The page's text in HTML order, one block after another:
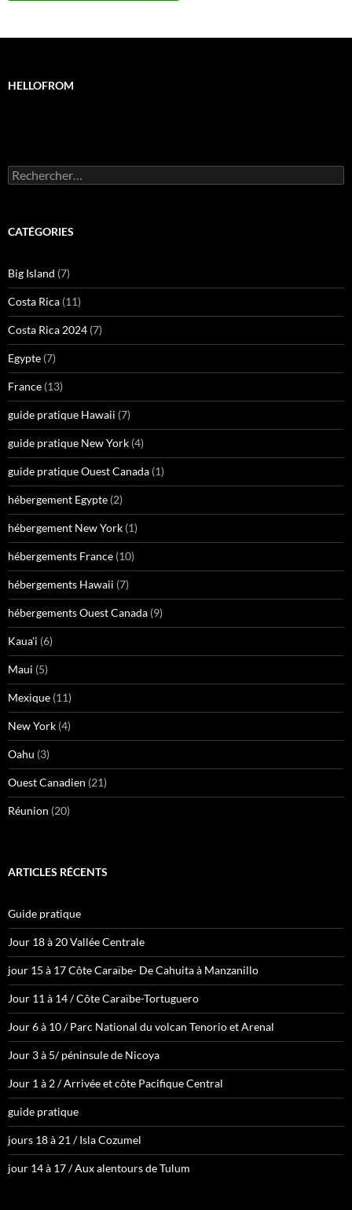
HELLOFROM
Rechercher :
CATÉGORIES
Big Island (7)
Costa Rica (11)
Costa Rica 2024 (7)
Egypte (7)
France (13)
guide pratique Hawaii (7)
guide pratique New York (4)
guide pratique Ouest Canada (1)
hébergement Egypte (2)
hébergement New York (1)
hébergements France (10)
hébergements Hawaii (7)
hébergements Ouest Canada (9)
Kaua'i (6)
Maui (5)
Mexique (11)
New York (4)
Oahu (3)
Ouest Canadien (21)
Réunion (20)
ARTICLES RÉCENTS
Guide pratique
Jour 18 à 20 Vallée Centrale
jour 15 à 17 Côte Caraïbe- De Cahuita à Manzanillo
Jour 11 à 14 / Côte Caraïbe-Tortuguero
Jour 6 à 10 / Parc National du volcan Tenorio et Arenal
Jour 3 à 5/ péninsule de Nicoya
Jour 1 à 2 / Arrivée et côte Pacifique Central
guide pratique
jours 18 à 21 / Isla Cozumel
jour 14 à 17 / Aux alentours de Tulum